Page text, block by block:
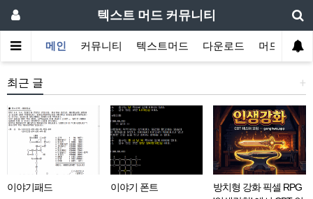
텍스트 머드 커뮤니티
메인 커뮤니티 텍스트머드 다운로드 머드 잡담
+
최근 글
이야기패드 이야기 폰트
방치형 강화 픽셀 RPG